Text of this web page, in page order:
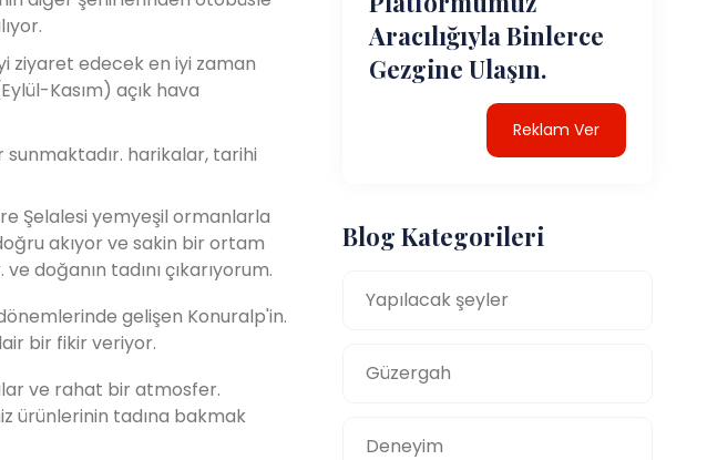
ziyaret edecek en iyi zaman
Kasım) açık hava
harikalar, tarihi
Şelalesi yemyeşil ormanlarla
akıyor ve sakin bir ortam
doğanın tadını çıkarıyorum.
gelişen Konuralp'in.
bir fikir veriyor.
ve rahat bir atmosfer.
ürünlerinin tadına bakmak
Aracılığıyla Binlerce
Gezgine Ulaşın.
Reklam Ver
Blog Kategorileri
Yapılacak şeyler
Güzergah
Deneyim